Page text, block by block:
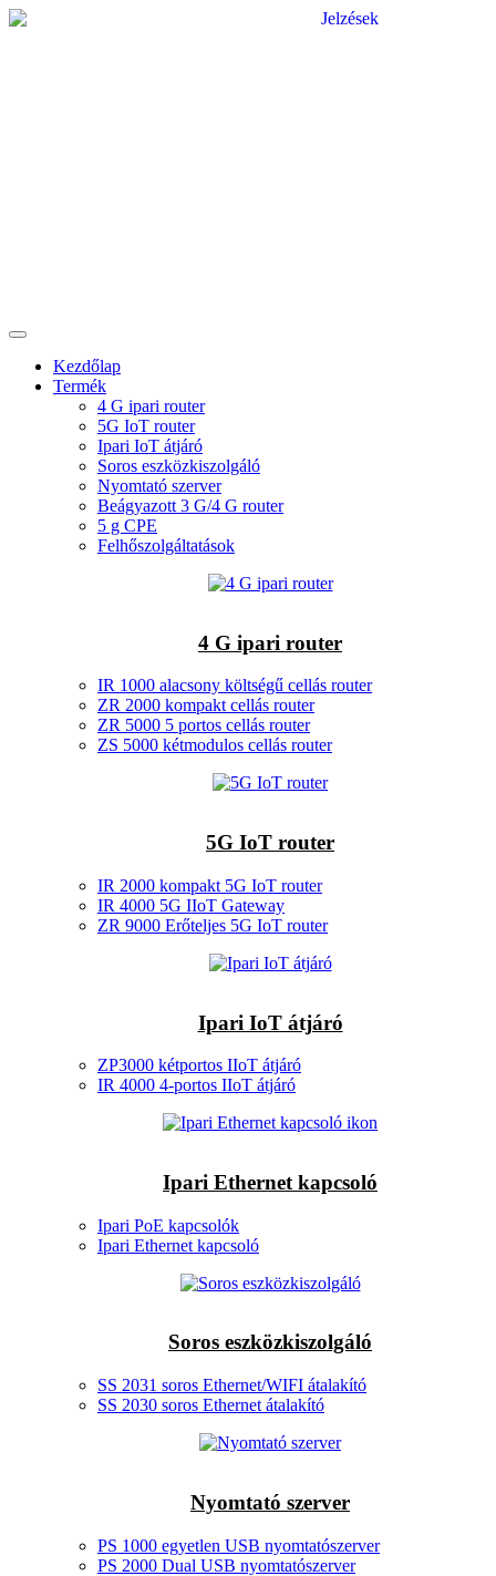
Kezdőlap
Termék
4 G ipari router
5G IoT router
Ipari IoT átjáró
Soros eszközkiszolgáló
Nyomtató szerver
Beágyazott 3 G/4 G router
5 g CPE
Felhőszolgáltatások
4 G ipari router
IR 1000 alacsony költségű cellás router
ZR 2000 kompakt cellás router
ZR 5000 5 portos cellás router
ZS 5000 kétmodulos cellás router
5G IoT router
IR 2000 kompakt 5G IoT router
IR 4000 5G IIoT Gateway
ZR 9000 Erőteljes 5G IoT router
Ipari IoT átjáró
ZP3000 kétportos IIoT átjáró
IR 4000 4-portos IIoT átjáró
Ipari Ethernet kapcsoló
Ipari PoE kapcsolók
Ipari Ethernet kapcsoló
Soros eszközkiszolgáló
SS 2031 soros Ethernet/WIFI átalakító
SS 2030 soros Ethernet átalakító
Nyomtató szerver
PS 1000 egyetlen USB nyomtatószerver
PS 2000 Dual USB nyomtatószerver